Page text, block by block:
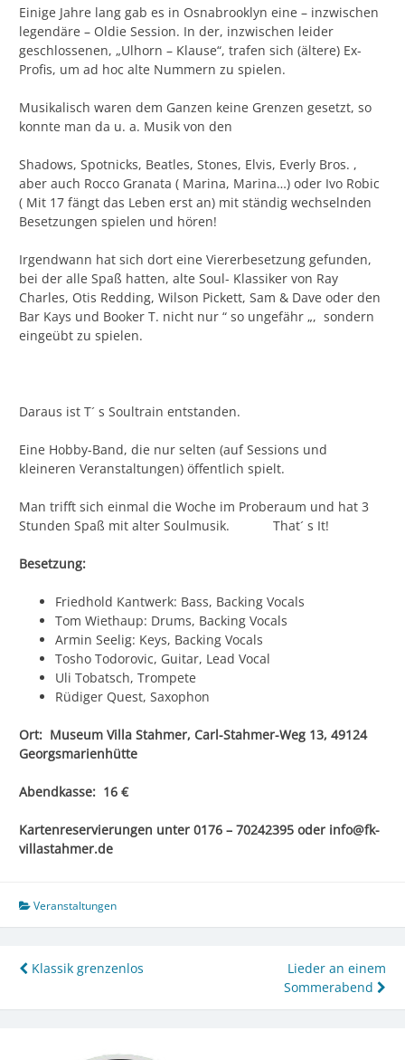
Einige Jahre lang gab es in Osnabrooklyn eine – inzwischen
legendäre – Oldie Session. In der, inzwischen leider
geschlossenen, „Ulhorn – Klause“, trafen sich (ältere) Ex-
Profis, um ad hoc alte Nummern zu spielen.
Musikalisch waren dem Ganzen keine Grenzen gesetzt, so
konnte man da u. a. Musik von den
Shadows, Spotnicks, Beatles, Stones, Elvis, Everly Bros. ,
aber auch Rocco Granata ( Marina, Marina…) oder Ivo Robic
( Mit 17 fängt das Leben erst an) mit ständig wechselnden
Besetzungen spielen und hören!
Irgendwann hat sich dort eine Viererbesetzung gefunden,
bei der alle Spaß hatten, alte Soul- Klassiker von Ray
Charles, Otis Redding, Wilson Pickett, Sam & Dave oder den
Bar Kays und Booker T. nicht nur “ so ungefähr „, sondern
eingeübt zu spielen.
Daraus ist T´ s Soultrain entstanden.
Eine Hobby-Band, die nur selten (auf Sessions und
kleineren Veranstaltungen) öffentlich spielt.
Man trifft sich einmal die Woche im Proberaum und hat 3
Stunden Spaß mit alter Soulmusik. That´ s It!
Besetzung:
Friedhold Kantwerk: Bass, Backing Vocals
Tom Wiethaup: Drums, Backing Vocals
Armin Seelig: Keys, Backing Vocals
Tosho Todorovic, Guitar, Lead Vocal
Uli Tobatsch, Trompete
Rüdiger Quest, Saxophon
Ort: Museum Villa Stahmer, Carl-Stahmer-Weg 13, 49124
Georgsmarienhütte
Abendkasse: 16 €
Kartenreservierungen unter 0176 – 70242395 oder info@fk-
villastahmer.de
Veranstaltungen
Klassik grenzenlos
Lieder an einem
Sommerabend